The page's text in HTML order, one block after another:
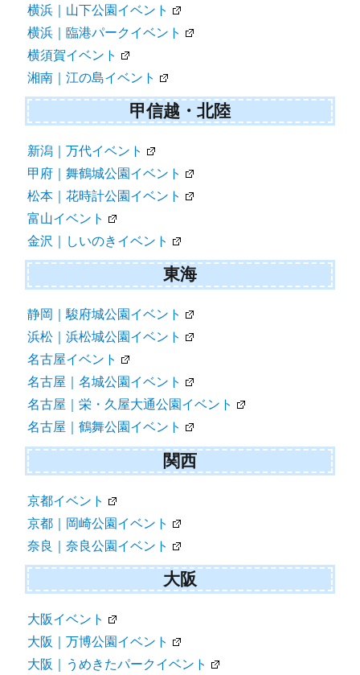
横浜｜山下公園イベント
横浜｜臨港パークイベント
横須賀イベント
湘南｜江の島イベント
甲信越・北陸
新潟｜万代イベント
甲府｜舞鶴城公園イベント
松本｜花時計公園イベント
富山イベント
金沢｜しいのきイベント
東海
静岡｜駿府城公園イベント
浜松｜浜松城公園イベント
名古屋イベント
名古屋｜名城公園イベント
名古屋｜栄・久屋大通公園イベント
名古屋｜鶴舞公園イベント
関西
京都イベント
京都｜岡崎公園イベント
奈良｜奈良公園イベント
大阪
大阪イベント
大阪｜万博公園イベント
大阪｜うめきたパークイベント